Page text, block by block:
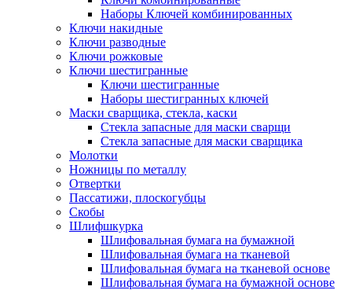
Наборы Ключей комбинированных
Ключи накидные
Ключи разводные
Ключи рожковые
Ключи шестигранные
Ключи шестигранные
Наборы шестигранных ключей
Маски сварщика, стекла, каски
Стекла запасные для маски сварщи
Стекла запасные для маски сварщика
Молотки
Ножницы по металлу
Отвертки
Пассатижи, плоскогубцы
Скобы
Шлифшкурка
Шлифовальная бумага на бумажной
Шлифовальная бумага на тканевой
Шлифовальная бумага на тканевой основе
Шлифовальная бумага на бумажной основе